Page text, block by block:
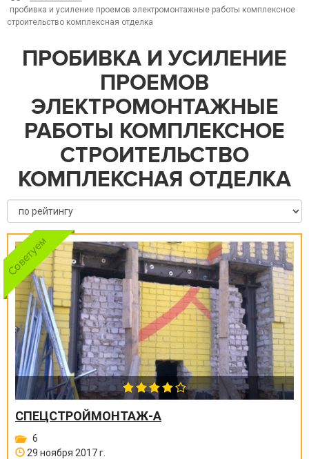
пробивка и усиление проемов электромонтажные работы комплексное
строительство комплексная отделка
ПРОБИВКА И УСИЛЕНИЕ
ПРОЕМОВ
ЭЛЕКТРОМОНТАЖНЫЕ
РАБОТЫ КОМПЛЕКСНОЕ
СТРОИТЕЛЬСТВО
КОМПЛЕКСНАЯ ОТДЕЛКА
СПЕЦСТРОЙМОНТАЖ-А
6
29 ноября 2017 г.